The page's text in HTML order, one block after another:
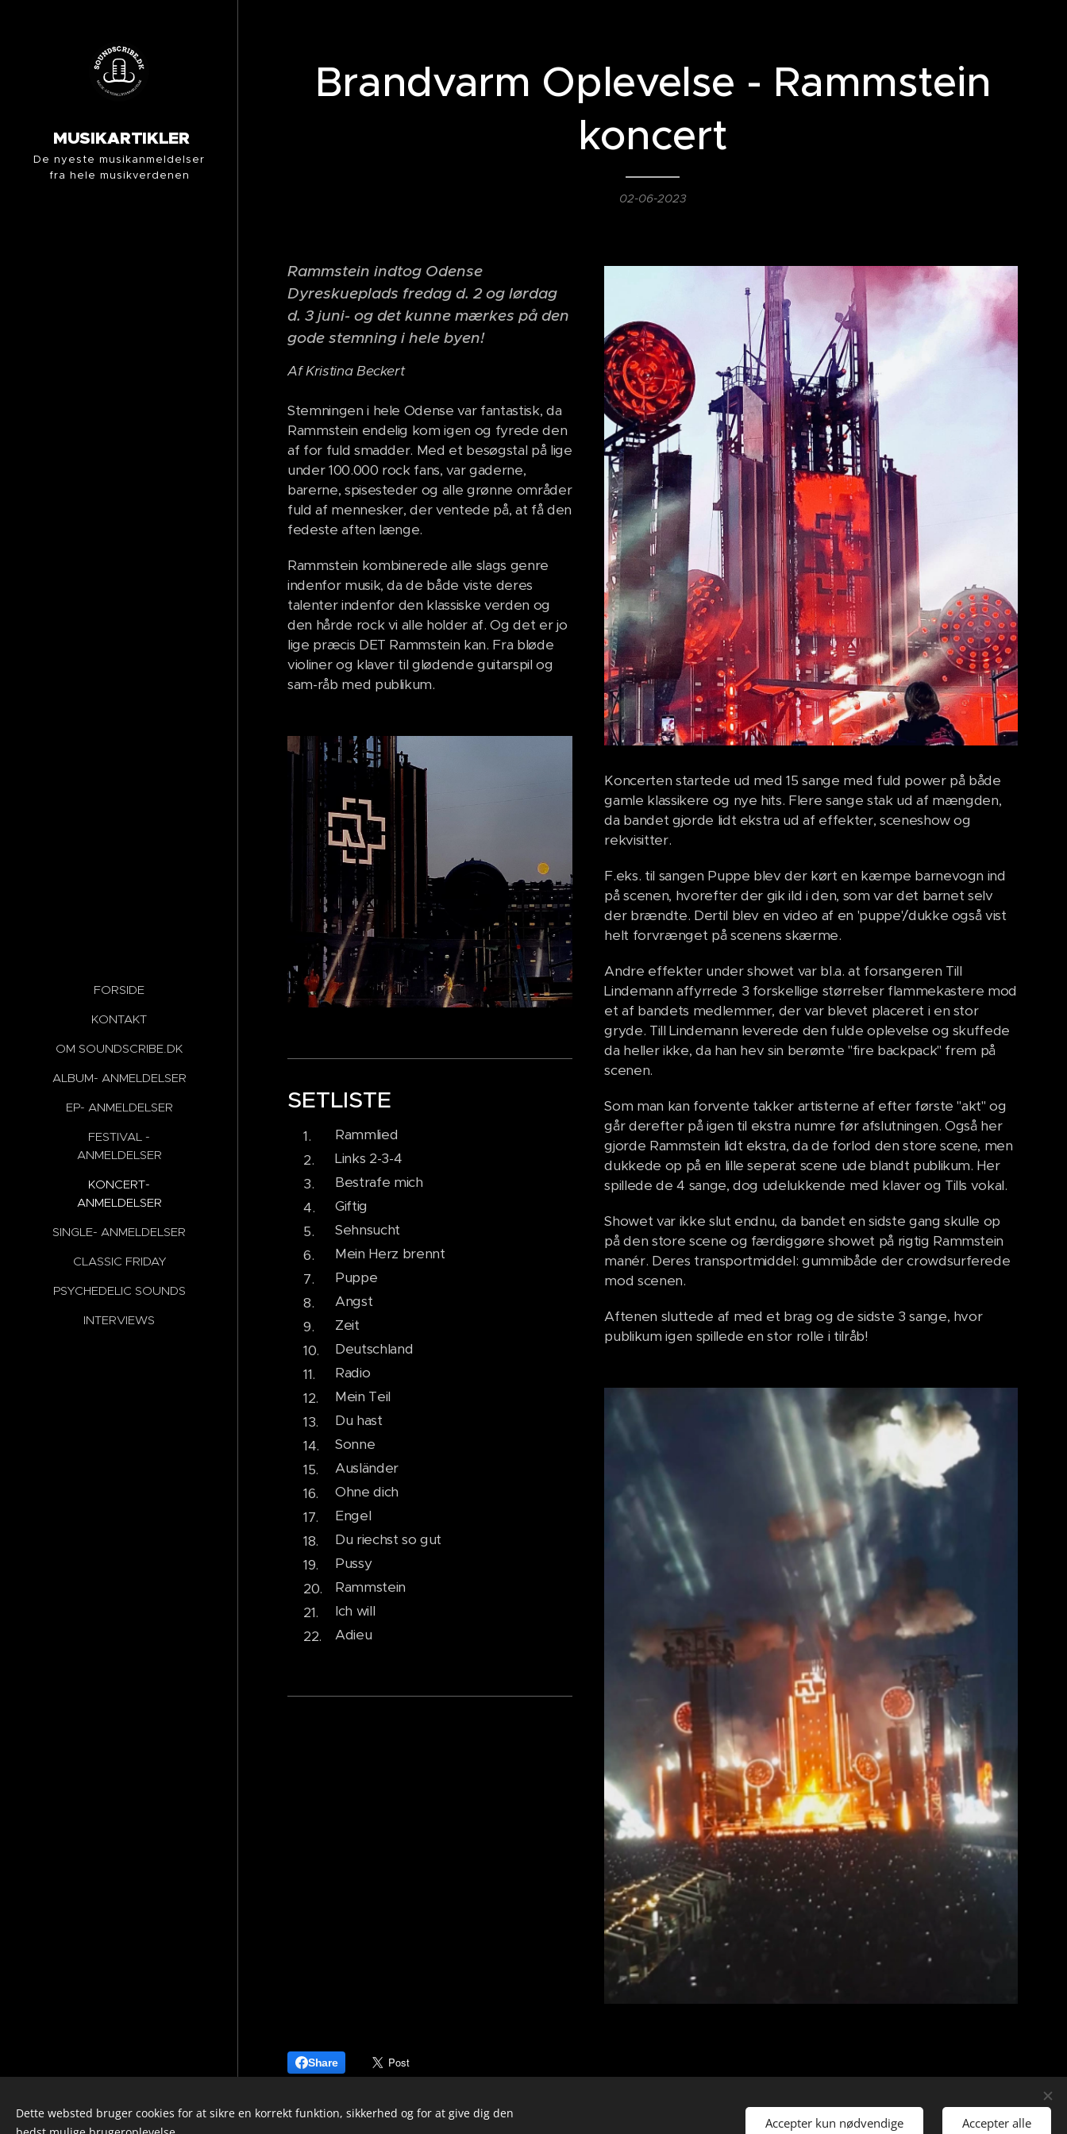
MUSIKARTIKLER
De nyeste musikanmeldelser
fra hele musikverdenen
FORSIDE
KONTAKT
OM SOUNDSCRIBE.DK
ALBUM- ANMELDELSER
EP- ANMELDELSER
FESTIVAL -
ANMELDELSER
KONCERT-
ANMELDELSER
SINGLE- ANMELDELSER
CLASSIC FRIDAY
PSYCHEDELIC SOUNDS
INTERVIEWS
Brandvarm Oplevelse - Rammstein
koncert
02-06-2023
Rammstein indtog Odense
Dyreskueplads fredag d. 2 og lørdag
d. 3 juni- og det kunne mærkes på den
gode stemning i hele byen!
Af Kristina Beckert
Stemningen i hele Odense var fantastisk, da
Rammstein endelig kom igen og fyrede den
af for fuld smadder. Med et besøgstal på lige
under 100.000 rock fans, var gaderne,
barerne, spisesteder og alle grønne områder
fuld af mennesker, der ventede på, at få den
fedeste aften længe.
Rammstein kombinerede alle slags genre
indenfor musik, da de både viste deres
talenter indenfor den klassiske verden og
den hårde rock vi alle holder af. Og det er jo
lige præcis DET Rammstein kan. Fra bløde
violiner og klaver til glødende guitarspil og
sam-råb med publikum.
SETLISTE
Rammlied
Links 2-3-4
Bestrafe mich
Giftig
Sehnsucht
Mein Herz brennt
Puppe
Angst
Zeit
Deutschland
Radio
Mein Teil
Du hast
Sonne
Ausländer
Ohne dich
Engel
Du riechst so gut
Pussy
Rammstein
Ich will
Adieu
Koncerten startede ud med 15 sange med fuld power på både
gamle klassikere og nye hits. Flere sange stak ud af mængden,
da bandet gjorde lidt ekstra ud af effekter, sceneshow og
rekvisitter.
F.eks. til sangen Puppe blev der kørt en kæmpe barnevogn ind
på scenen, hvorefter der gik ild i den, som var det barnet selv
der brændte. Dertil blev en video af en 'puppe'/dukke også vist
helt forvrænget på scenens skærme.
Andre effekter under showet var bl.a. at forsangeren Till
Lindemann affyrrede 3 forskellige størrelser flammekastere mod
et af bandets medlemmer, der var blevet placeret i en stor
gryde. Till Lindemann leverede den fulde oplevelse og skuffede
da heller ikke, da han hev sin berømte "fire backpack" frem på
scenen.
Som man kan forvente takker artisterne af efter første "akt" og
går derefter på igen til ekstra numre før afslutningen. Også her
gjorde Rammstein lidt ekstra, da de forlod den store scene, men
dukkede op på en lille seperat scene ude blandt publikum. Her
spillede de 4 sange, dog udelukkende med klaver og Tills vokal.
Showet var ikke slut endnu, da bandet en sidste gang skulle op
på den store scene og færdiggøre showet på rigtig Rammstein
manér. Deres transportmiddel: gummibåde der crowdsurferede
mod scenen.
Aftenen sluttede af med et brag og de sidste 3 sange, hvor
publikum igen spillede en stor rolle i tilråb!
Share
info@soundscribe.dk
Dette websted bruger cookies for at sikre en korrekt funktion, sikkerhed og for at give dig den
Accepter kun nødvendige Accepter alle